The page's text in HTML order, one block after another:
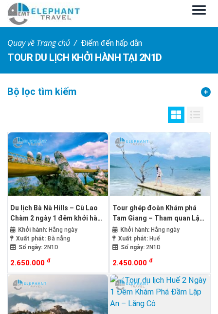
Quay về Trang chủ Điểm đến hấp dẫn
TOUR DU LỊCH KHỞI HÀNH TẠI 2N1D
Du lịch Bà Nà Hills – Cù Lao
Chàm 2 ngày 1 đêm khởi hành
từ Đà Nẵng
Khởi hành: Hằng ngày
Xuất phát: Đà nẵng
Số ngày: 2N1D
2.650.000 đ
Tour ghép đoàn Khám phá
Tam Giang – Tham quan Lập
An – Lăng Cô 2 Ngày 1 Đêm
Khởi hành: Hằng ngày
Xuất phát: Huế
Số ngày: 2N1D
2.450.000 đ
Bộ lọc tìm kiếm